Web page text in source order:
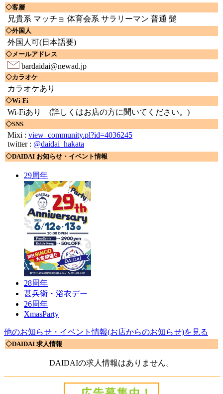
◇客層
兄貴系 マッチョ 体育会系 サラリーマン 普通 髭
◇外国人
外国人可(日本語要)
◇メールアドレス
bardaidai@newad.jp
◇カラオケ
カラオケあり
◇Wi-Fi
Wi-Fiあり (詳しくはお店の方に聞いてください。)
◇SNS
Mixi : view_community.pl?id=4036245
twitter : @daidai_hakata
◇DAIDAI お知らせ・イベント情報
29周年
28周年
甚兵衛・浴衣デー
26周年
XmasParty
他のお知らせ・イベント情報(お店からのお知らせ)を見る
◇DAIDAI 求人情報
DAIDAIの求人情報はありません。